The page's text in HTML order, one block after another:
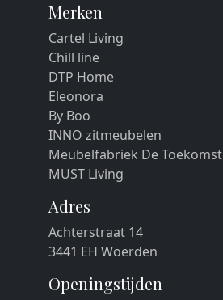
Merken
Cartel Living
Chill line
DTP Home
Eleonora
By Boo
INNO zitmeubelen
Meubelfabriek De Toekomst
MUST Living
Adres
Achterstraat 14
3441 EH Woerden
Openingstijden